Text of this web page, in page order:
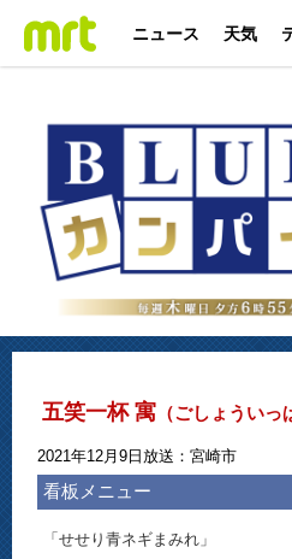
ニュース 天気
五笑一杯 寓 （ごしょういっ
2021年12月9日放送：宮崎市
看板メニュー
「せせり青ネギまみれ」